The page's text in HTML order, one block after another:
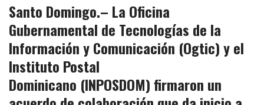
Santo Domingo.– La Oficina
Gubernamental de Tecnologías de la
Información y Comunicación (Ogtic)y el
Instituto Postal
Dominicano (INPOSDOM)firmaron un